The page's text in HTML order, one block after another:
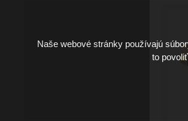
Naše webové stránky používajú
to